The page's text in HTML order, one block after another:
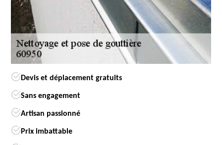
Devis et déplacement gratuits
Sans engagement
Artisan passionné
Prix imbattable